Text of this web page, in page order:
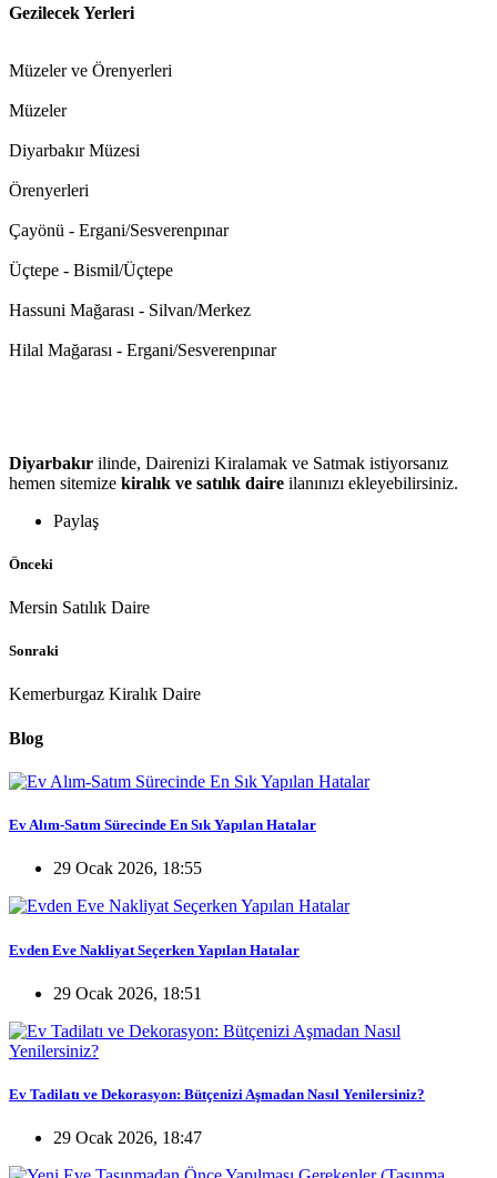
Gezilecek Yerleri
Müzeler ve Örenyerleri
Müzeler
Diyarbakır Müzesi
Örenyerleri
Çayönü - Ergani/Sesverenpınar
Üçtepe - Bismil/Üçtepe
Hassuni Mağarası - Silvan/Merkez
Hilal Mağarası - Ergani/Sesverenpınar
Diyarbakır ilinde, Dairenizi Kiralamak ve Satmak istiyorsanız
hemen sitemize kiralık ve satılık daire ilanınızı ekleyebilirsiniz.
Paylaş
Önceki
Mersin Satılık Daire
Sonraki
Kemerburgaz Kiralık Daire
Blog
Ev Alım-Satım Sürecinde En Sık Yapılan Hatalar
29 Ocak 2026, 18:55
Evden Eve Nakliyat Seçerken Yapılan Hatalar
29 Ocak 2026, 18:51
Ev Tadilatı ve Dekorasyon: Bütçenizi Aşmadan Nasıl Yenilersiniz?
29 Ocak 2026, 18:47